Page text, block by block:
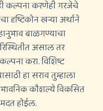
करणेही गरजेचे
दृष्टिकोन खर्‍या अर्थाने
बाळगण्याचा
असाल तर
करा. विशिष्ट
हा सराव तुम्हाला
कौशल्ये विकसित
होईल.